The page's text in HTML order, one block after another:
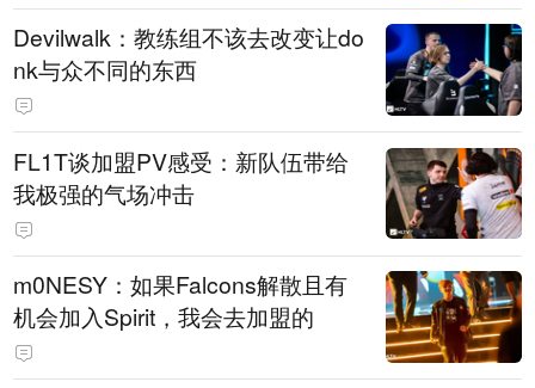
Devilwalk：教练组不该去改变让do
nk与众不同的东西
FL1T谈加盟PV感受：新队伍带给
我极强的气场冲击
m0NESY：如果Falcons解散且有
机会加入Spirit，我会去加盟的